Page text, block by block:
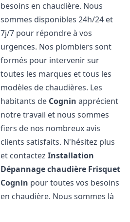
besoins en chaudière. Nous
sommes disponibles 24h/24 et
7j/7 pour répondre à vos
urgences. Nos plombiers sont
formés pour intervenir sur
toutes les marques et tous les
modèles de chaudières. Les
habitants de Cognin apprécient
notre travail et nous sommes
fiers de nos nombreux avis
clients satisfaits. N'hésitez plus
et contactezInstallation
Dépannage chaudière Frisquet
Cognin pour toutes vos besoins
en chaudière. Nous sommes là